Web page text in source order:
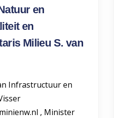
en
en
Milieu S. van
Infrastructuur en
, Minister